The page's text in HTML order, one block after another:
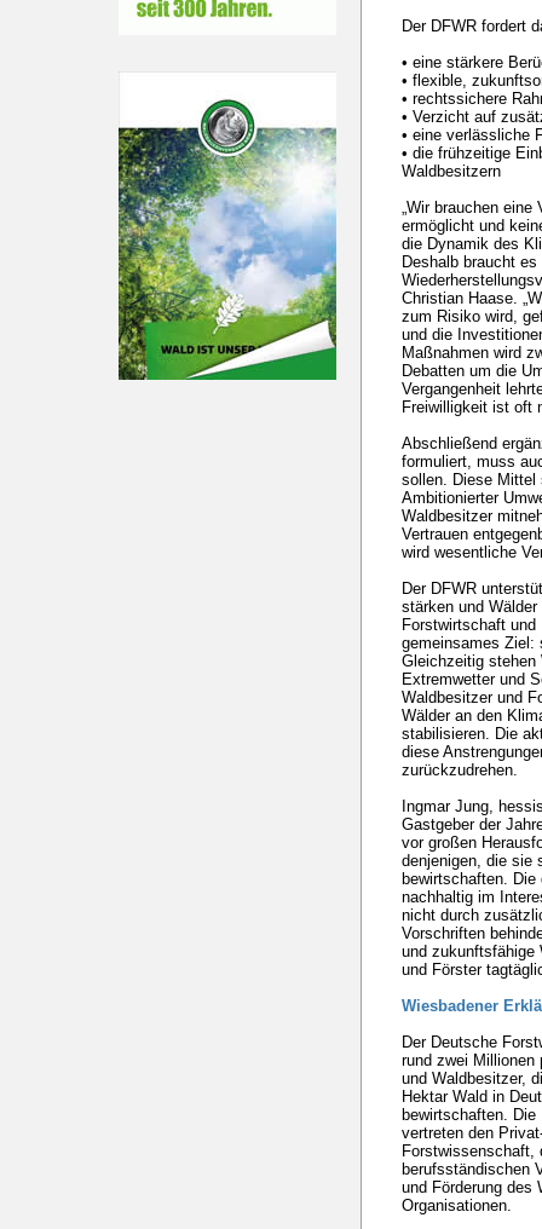
Der DFWR fordert
• eine stärkere
• flexible,
• rechtssichere
• Verzicht auf
• eine verlässliche
• die frühzeitige
Waldbesitzern
„Wir brauchen
ermöglicht und
die Dynamik des
Deshalb braucht
Christian Haase.
zum Risiko wird,
und die
Maßnahmen wird
Debatten um die
Vergangenheit
Freiwilligkeit ist oft
Abschließend
formuliert, muss
sollen. Diese Mittel
Ambitionierter
Waldbesitzer
Vertrauen
wird wesentliche
Der DFWR
stärken und
Forstwirtschaft und
gemeinsames Ziel:
Gleichzeitig stehen
Extremwetter und
Waldbesitzer und
Wälder an den
stabilisieren. Die
diese
zurückzudrehen.
Ingmar Jung,
Gastgeber der
vor großen
denjenigen, die sie
bewirtschaften.
nachhaltig im
nicht durch
Vorschriften
und zukunftsfähige
und Förster
Wiesbadener
Der Deutsche
rund zwei Millionen
und Waldbesitzer,
Hektar Wald in
bewirtschaften. Die
vertreten den
Forstwissenschaft,
berufsständischen
und Förderung des
Organisationen.